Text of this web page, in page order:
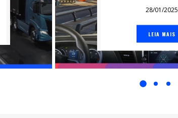
28/01/2025
LEIA MAIS